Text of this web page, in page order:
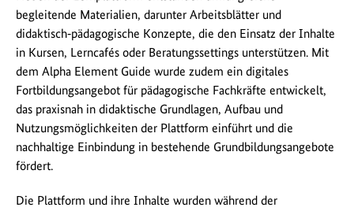
begleitende Materialien, darunter Arbeitsblätter und
didaktisch‑pädagogische Konzepte, die den Einsatz der Inhalte
in Kursen, Lerncafés oder Beratungssettings unterstützen. Mit
dem Alpha Element Guide wurde zudem ein digitales
Fortbildungsangebot für pädagogische Fachkräfte entwickelt,
das praxisnah in didaktische Grundlagen, Aufbau und
Nutzungsmöglichkeiten der Plattform einführt und die
nachhaltige Einbindung in bestehende Grundbildungsangebote
fördert.
Die Plattform und ihre Inhalte wurden während der